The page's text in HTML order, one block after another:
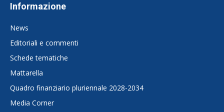
Informazione
News
Editoriali e commenti
Schede tematiche
Mattarella
Quadro finanziario pluriennale 2028-2034
Media Corner